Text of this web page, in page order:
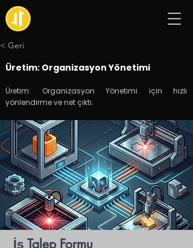
< Geri
Üretim: Organizasyon Yönetimi
Üretim: Organizasyon Yönetimi için hızlı
yönlendirme ve net çıktı.
İş Talep Formu